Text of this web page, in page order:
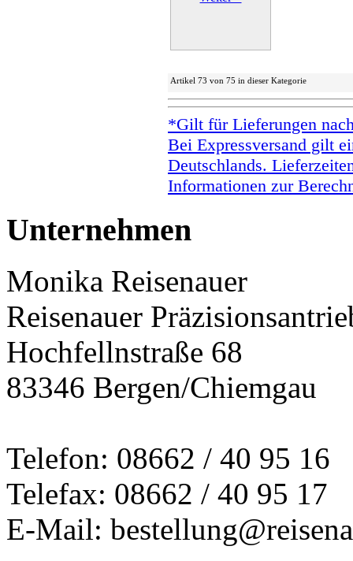
Artikel 73 von 75 in dieser Kategorie
*Gilt für Lieferungen
Bei Expressversand gilt
Deutschlands.
Informationen zur
Unternehmen
Monika Reisenauer
Reisenauer
Hochfellnstraße 68
83346 Bergen/Chiemgau
Telefon: 08662 / 40 95 16
Telefax: 08662 / 40 95 17
E-Mail: